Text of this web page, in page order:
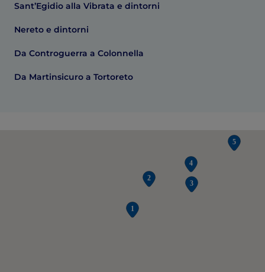
Sant’Egidio alla Vibrata e dintorni
Nereto e dintorni
Da Controguerra a Colonnella
Da Martinsicuro a Tortoreto